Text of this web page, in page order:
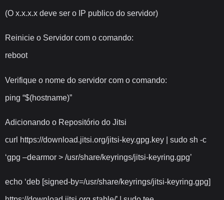
(O x.x.x.x deve ser o IP publico do servidor)
Reinicie o Servidor com o comando:
reboot
Verifique o nome do servidor com o comando:
ping “$(hostname)”
Adicionando o Repositório do Jitsi
curl https://download.jitsi.org/jitsi-key.gpg.key | sudo sh -c
‘gpg –dearmor > /usr/share/keyrings/jitsi-keyring.gpg’
echo ‘deb [signed-by=/usr/share/keyrings/jitsi-keyring.gpg]